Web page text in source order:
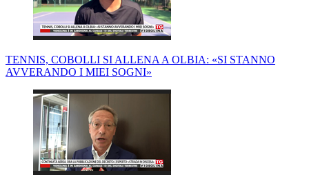
TENNIS, COBOLLI SI ALLENA A OLBIA: «SI STANNO
AVVERANDO I MIEI SOGNI»